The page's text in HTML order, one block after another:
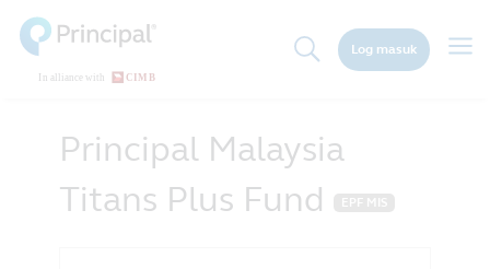
main
content
Log masuk
Principal Malaysia
Titans Plus Fund